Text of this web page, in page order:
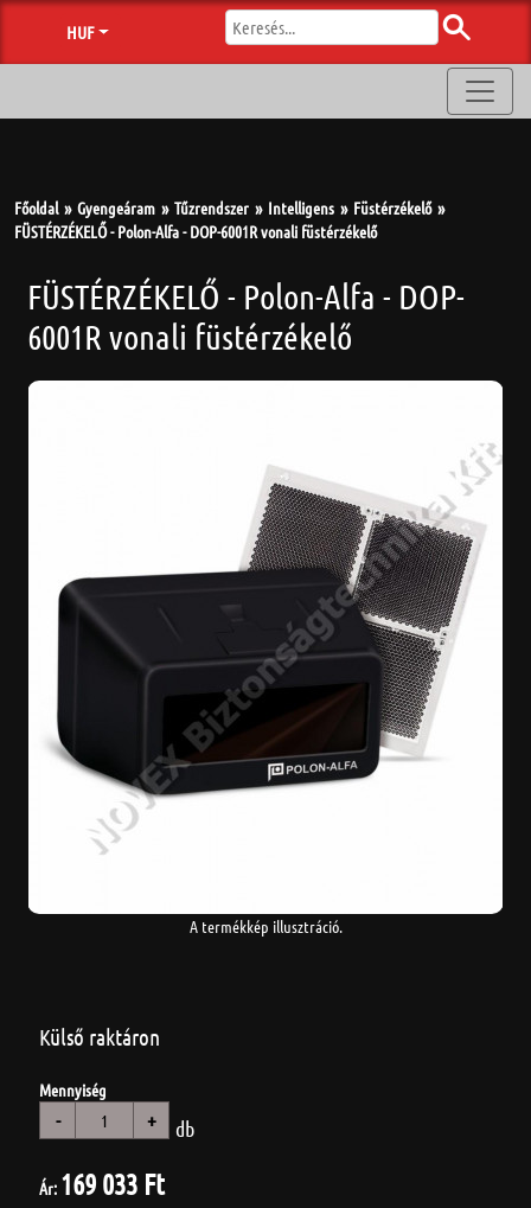
HUF
Főoldal Gyengeáram Tűzrendszer Intelligens
Füstérzékelő
FÜSTÉRZÉKELŐ - Polon-Alfa - DOP-6001R vonali füstérzékelő
FÜSTÉRZÉKELŐ - Polon-Alfa - DOP-
6001R vonali füstérzékelő
A termékkép illusztráció.
Külső raktáron
Mennyiség
- + db
Ár: 169 033 Ft